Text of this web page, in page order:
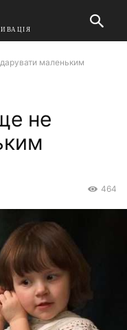
маленьким
не
464